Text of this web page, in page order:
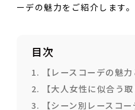
ーデの魅力をご紹介します。
目次
【レースコーデの魅力
【大人女性に似合う取
【シーン別レースコ